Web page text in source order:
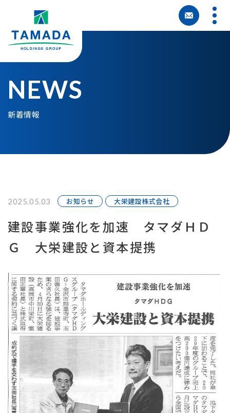
NEWS
新着情報
2025.05.03 お知らせ 大栄建設株式会社
建設事業強化を加速 タマダＨＤ
Ｇ 大栄建設と資本提携